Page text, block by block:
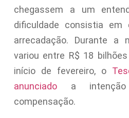
chegassem a um
dificuldade consistia
arrecadação. Durante a
variou entre R$ 18
início de fevereiro, o
anunciadoa intenção
compensação.